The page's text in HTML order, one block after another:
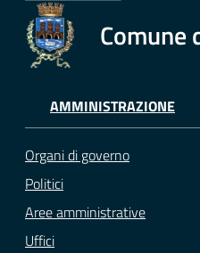
Comune
AMMINISTRAZIONE
Organi di governo
Politici
Aree amministrative
Uffici